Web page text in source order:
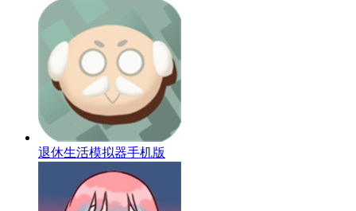
退休生活模拟器手机版